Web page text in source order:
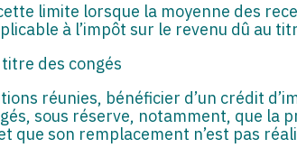
limite lorsque la moyenne des
à l’impôt sur le revenu dû au
des congés
réunies, bénéficier d’un crédit
sous réserve, notamment, que la
que son remplacement n’est pas